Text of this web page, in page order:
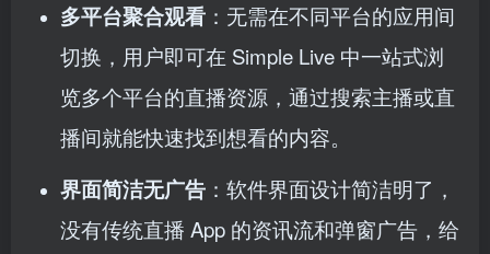
多平台聚合观看 ：无需在不同平台的应用间
切换，用户即可在 Simple Live 中一站式浏
览多个平台的直播资源，通过搜索主播或直
播间就能快速找到想看的内容。
界面简洁无广告 ：软件界面设计简洁明了，
没有传统直播 App 的资讯流和弹窗广告，给